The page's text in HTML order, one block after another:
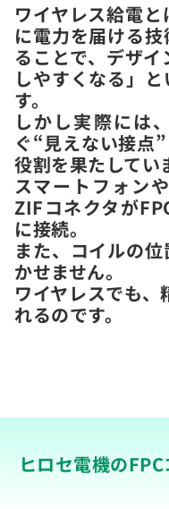
ワイヤレス給電
に電力を届ける
ることで、デザ
しやすくなる」
す。
しかし実際には
ぐ“見えない接点
役割を果たしてい
スマートフォン
ZIFコネクタが
に接続。
また、コイルの
かせません。
ワイヤレスでも
れるのです。
ヒロセ電機の